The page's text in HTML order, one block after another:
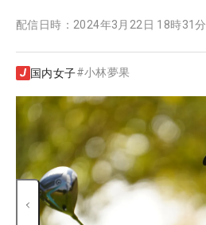
配信日時： 2024年3月22日 18時31分
国内女子#小林夢果